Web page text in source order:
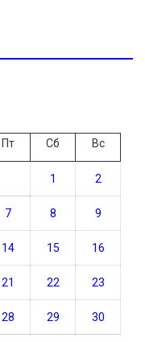
Пт Сб Вс
1 2
7 8 9
14 15 16
21 22 23
28 29 30